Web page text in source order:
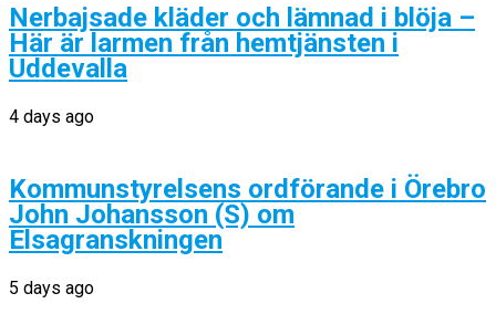
Nerbajsade kläder och lämnad i blöja –
Här är larmen från hemtjänsten i
Uddevalla
4 days ago
Kommunstyrelsens ordförande i Örebro
John Johansson (S) om
Elsagranskningen
5 days ago